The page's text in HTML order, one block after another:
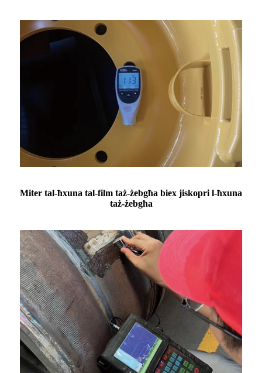
Miter tal-ħxuna tal-film taż-żebgħa biex jiskopri l-ħxuna
taż-żebgħa